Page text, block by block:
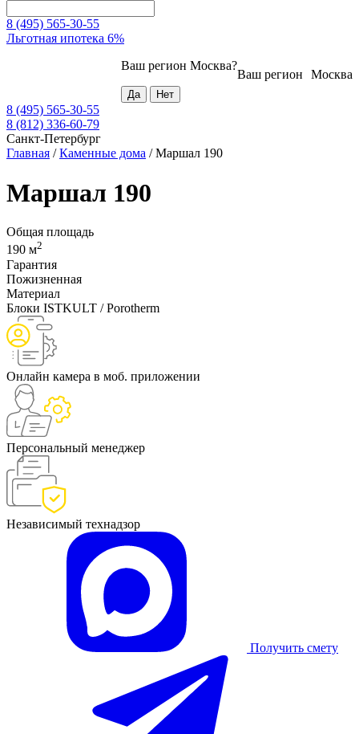
8 (495) 565-30-55
Льготная ипотека 6%
Москва
Ваш регион
Ваш регион Москва?
8 (495) 565-30-55
8 (812) 336-60-79
Санкт-Петербург
Главная /Каменные дома /Маршал 190
Маршал 190
Общая площадь
190 м2
Гарантия
Пожизненная
Материал
Блоки ISTKULT / Porotherm
Онлайн камера в моб. приложении
Персональный менеджер
Независимый технадзор
Получить смету